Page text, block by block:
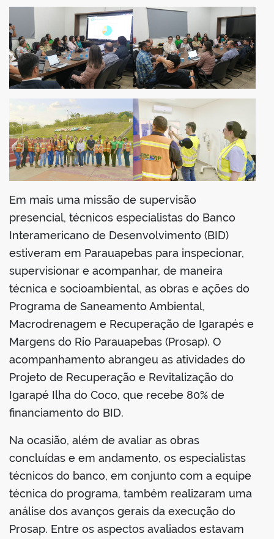
Em mais uma missão de supervisão
presencial, técnicos especialistas do Banco
Interamericano de Desenvolvimento (BID)
estiveram em Parauapebas para inspecionar,
supervisionar e acompanhar, de maneira
técnica e socioambiental, as obras e ações do
Programa de Saneamento Ambiental,
Macrodrenagem e Recuperação de Igarapés e
Margens do Rio Parauapebas (Prosap). O
acompanhamento abrangeu as atividades do
Projeto de Recuperação e Revitalização do
Igarapé Ilha do Coco, que recebe 80% de
financiamento do BID.
Na ocasião, além de avaliar as obras
concluídas e em andamento, os especialistas
técnicos do banco, em conjunto com a equipe
técnica do programa, também realizaram uma
análise dos avanços gerais da execução do
Prosap. Entre os aspectos avaliados estavam